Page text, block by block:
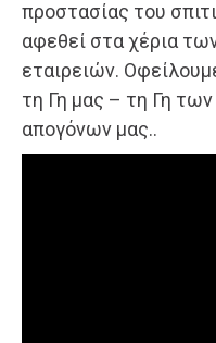
προστασίας του
αφεθεί στα χέρια
εταιρειών.
τη Γη μας – τη Γη
απογόνων μας..